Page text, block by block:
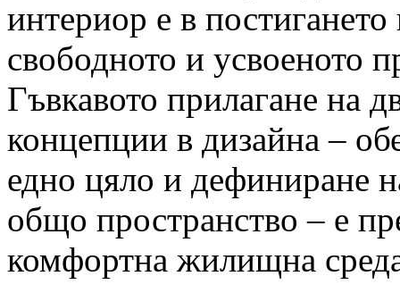
интериор е в
свободното и усвоеното
Гъвкавото прилагане на
концепции в дизайна –
едно цяло и дефиниране
общо пространство – е
комфортна жилищна